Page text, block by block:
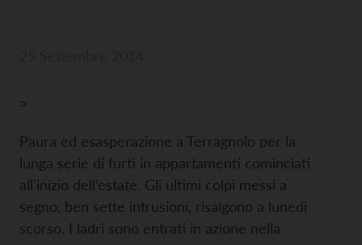
>
Paura ed esasperazione a Terragnolo per la
lunga serie di furti in appartamenti cominciati
all’inizio dell’estate. Gli ultimi colpi messi a
segno, ben sette intrusioni, risalgono a lunedì
scorso. I ladri sono entrati in azione nella